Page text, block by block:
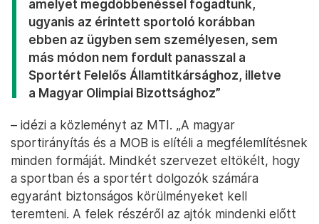
amelyet megdöbbenéssel fogadtunk,
ugyanis az érintett sportoló korábban
ebben az ügyben sem személyesen, sem
más módon nem fordult panasszal a
Sportért Felelős Államtitkársághoz, illetve
a Magyar Olimpiai Bizottsághoz”
– idézi a közleményt az MTI. „A magyar
sportirányítás és a MOB is elítéli a megfélemlítésnek
minden formáját. Mindkét szervezet eltökélt, hogy
a sportban és a sportért dolgozók számára
egyaránt biztonságos körülményeket kell
teremteni. A felek részéről az ajtók mindenki előtt